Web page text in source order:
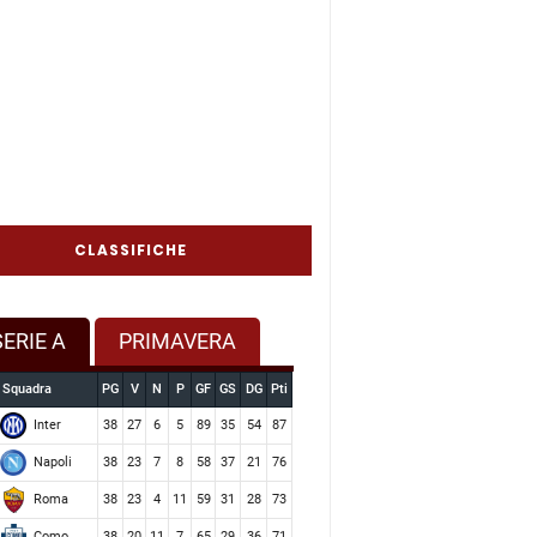
CLASSIFICHE
A PRIMAVERA
Squadra PG V N P GF GS DG Pti
Inter 38 27 6 5 89 35 54 87
Napoli 38 23 7 8 58 37 21 76
Roma 38 23 4 11 59 31 28 73